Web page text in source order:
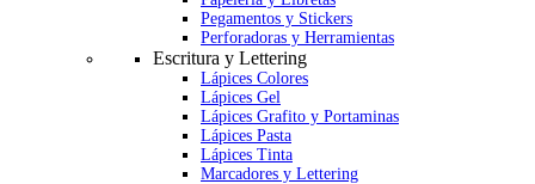
Pegamentos y Stickers
Perforadoras y Herramientas
Escritura y Lettering
Lápices Colores
Lápices Gel
Lápices Grafito y Portaminas
Lápices Pasta
Lápices Tinta
Marcadores y Lettering